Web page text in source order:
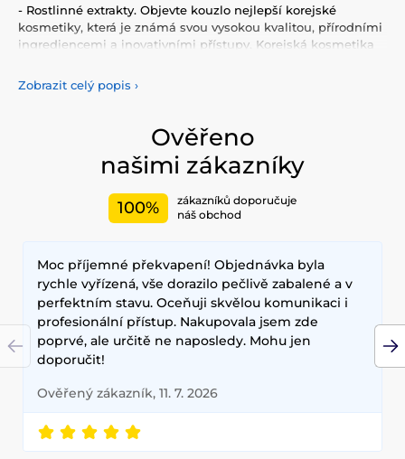
- Rostlinné extrakty. Objevte kouzlo nejlepší korejské
kosmetiky, která je známá svou vysokou kvalitou, přírodními
ingrediencemi a inovativními přístupy. Korejská kosmetika
Vyzkoušejte tonery, séra, esence, pleťové krémy, vše pro
odlíčení a čištění pleti. Korejská kosmetika se také
opalovacími krémy. Doporučujeme také vyzkoušet péči o
vlasy, jako jsou šampony, kondicionery, masky, oleje a další.
Nesmíme zapomenout také na dekorativní kosmetiku pro
Mezi nejčastěji používané ingredience patří šnečí extrakt,
elasticitu. Hlavními benefity korejské kosmetiky jsou
dlouhodobé výsledky, přírodní složení a inovativní
technologie, které zajišťují zdravou a zářivou pleť.
Zobrazit celý popis ›
Ověřeno
našimi zákazníky
100%
zákazníků doporučuje
náš obchod
Moc příjemné překvapení! Objednávka byla
rychle vyřízená, vše dorazilo pečlivě zabalené a v
perfektním stavu. Oceňuji skvělou komunikaci i
profesionální přístup. Nakupovala jsem zde
poprvé, ale určitě ne naposledy. Mohu jen
doporučit!
Ověřený zákazník, 11. 7. 2026